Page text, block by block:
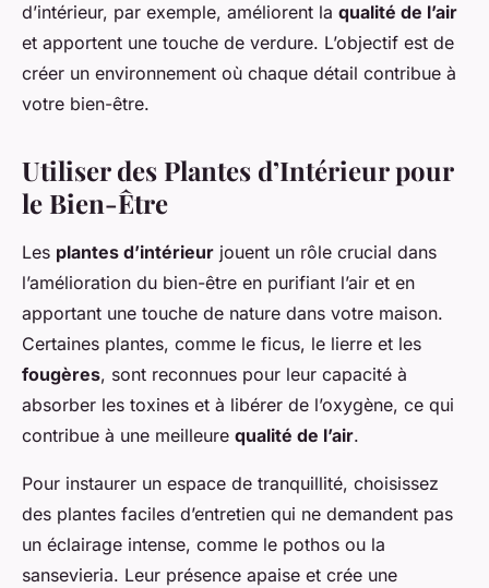
d’intérieur, par exemple, améliorent la qualité de l’air
et apportent une touche de verdure. L’objectif est de
créer un environnement où chaque détail contribue à
votre bien-être.
Utiliser des Plantes d’Intérieur pour
le Bien-Être
Les plantes d’intérieur jouent un rôle crucial dans
l’amélioration du bien-être en purifiant l’air et en
apportant une touche de nature dans votre maison.
Certaines plantes, comme le ficus, le lierre et les
fougères, sont reconnues pour leur capacité à
absorber les toxines et à libérer de l’oxygène, ce qui
contribue à une meilleure qualité de l’air.
Pour instaurer un espace de tranquillité, choisissez
des plantes faciles d’entretien qui ne demandent pas
un éclairage intense, comme le pothos ou la
sansevieria. Leur présence apaise et crée une